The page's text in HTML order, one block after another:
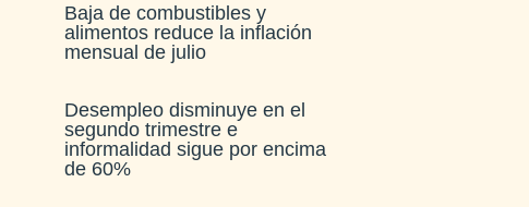
Baja de combustibles y
alimentos reduce la inflación
mensual de julio​
Desempleo disminuye en el
segundo trimestre e
informalidad sigue por encima
de 60%